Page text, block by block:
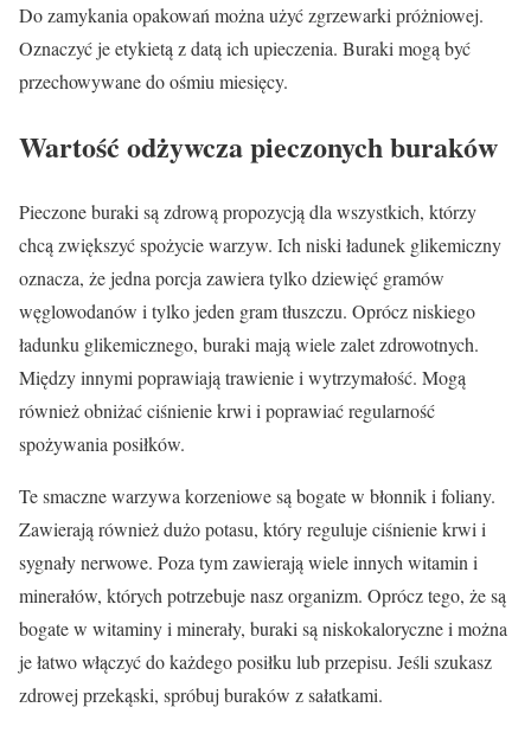
Do zamykania opakowań można użyć zgrzewarki próżniowej.
Oznaczyć je etykietą z datą ich upieczenia. Buraki mogą być
przechowywane do ośmiu miesięcy.
Wartość odżywcza pieczonych buraków
Pieczone buraki są zdrową propozycją dla wszystkich, którzy
chcą zwiększyć spożycie warzyw. Ich niski ładunek glikemiczny
oznacza, że jedna porcja zawiera tylko dziewięć gramów
węglowodanów i tylko jeden gram tłuszczu. Oprócz niskiego
ładunku glikemicznego, buraki mają wiele zalet zdrowotnych.
Między innymi poprawiają trawienie i wytrzymałość. Mogą
również obniżać ciśnienie krwi i poprawiać regularność
spożywania posiłków.
Te smaczne warzywa korzeniowe są bogate w błonnik i foliany.
Zawierają również dużo potasu, który reguluje ciśnienie krwi i
sygnały nerwowe. Poza tym zawierają wiele innych witamin i
minerałów, których potrzebuje nasz organizm. Oprócz tego, że są
bogate w witaminy i minerały, buraki są niskokaloryczne i można
je łatwo włączyć do każdego posiłku lub przepisu. Jeśli szukasz
zdrowej przekąski, spróbuj buraków z sałatkami.